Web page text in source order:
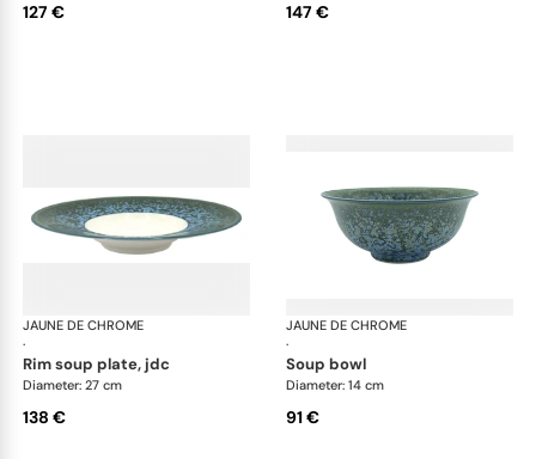
127 € 147 €
JAUNE DE CHROME
·
Nymphéa
rim soup plate, jdc
Diameter: 27 cm
138 €
JAUNE DE CHROME
·
soup bowl
Diameter: 14 cm
91 €